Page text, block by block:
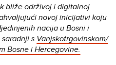
bliže održivoj i digitalnoj
novoj inicijativi koju
nacija u Bosni i
s Vanjskotrgovinskom/
Bosne i Hercegovine.